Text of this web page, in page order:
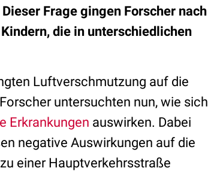
Frage gingen Forscher nach
die in unterschiedlichen
Luftverschmutzung auf die
untersuchten nun, wie sich
Erkrankungen auswirken. Dabei
negative Auswirkungen auf die
einer Hauptverkehrsstraße